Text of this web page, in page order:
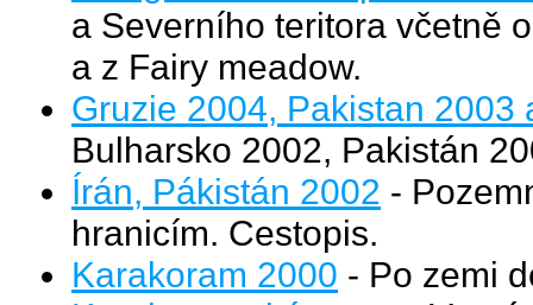
a Severního teritora včetně
a z Fairy meadow.
Gruzie 2004, Pakistan 2003
Bulharsko 2002, Pakistán
Írán, Pákistán 2002 -
hranicím. Cestopis.
Karakoram 2000 - Po zemi